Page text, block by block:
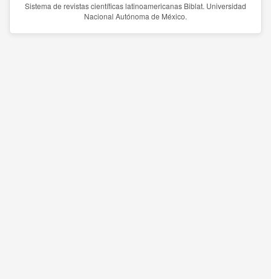
Sistema de revistas científicas latinoamericanas Biblat. Universidad
Nacional Autónoma de México.